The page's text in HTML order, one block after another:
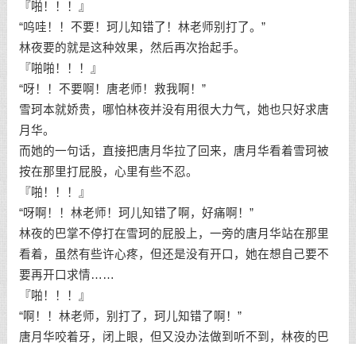
『啪！！！』
“呜哇！！不要！珂儿知错了！林老师别打了。”
林夜要的就是这种效果，然后再次抬起手。
『啪啪！！！』
“呀！！不要啊！唐老师！救我啊！”
雪珂本就娇贵，哪怕林夜并没有用很大力气，她也只好求唐
月华。
而她的一句话，直接把唐月华拉了回来，唐月华看着雪珂被
按在那里打屁股，心里有些不忍。
『啪！！！』
“呀啊！！林老师！珂儿知错了啊，好痛啊！”
林夜的巴掌不停打在雪珂的屁股上，一旁的唐月华站在那里
看着，虽然有些许心疼，但还是没有开口，她在想自己要不
要再开口求情……
『啪！！！』
“啊！！林老师，别打了，珂儿知错了啊！”
唐月华咬着牙，闭上眼，但又没办法做到听不到，林夜的巴